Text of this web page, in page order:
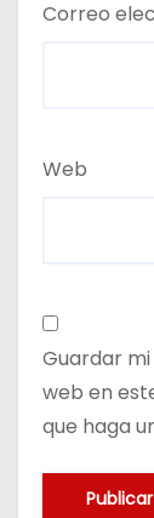
Correo
Web
Guardar
web en
que haga